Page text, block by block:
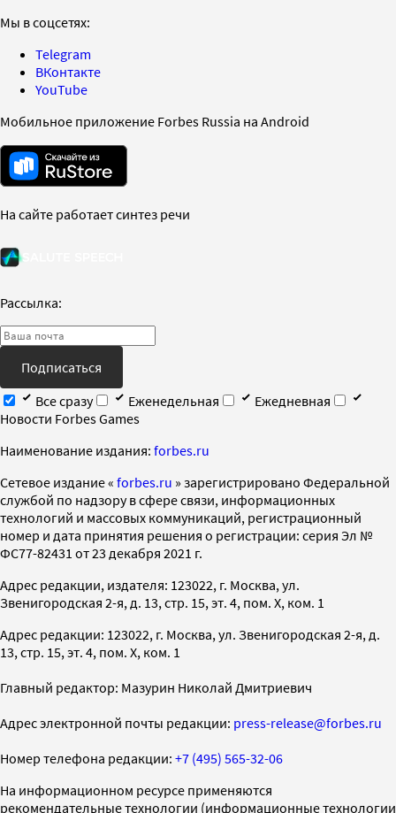
Мы в соцсетях:
Telegram
ВКонтакте
YouTube
Мобильное приложение Forbes Russia на Android
На сайте работает синтез речи
Рассылка:
Подписаться
Все сразу
Еженедельная
Ежедневная
Новости Forbes Games
Наименование издания: forbes.ru
Cетевое издание « forbes.ru » зарегистрировано Федеральной
службой по надзору в сфере связи, информационных
технологий и массовых коммуникаций, регистрационный
номер и дата принятия решения о регистрации: серия Эл №
ФС77-82431 от 23 декабря 2021 г.
Адрес редакции, издателя: 123022, г. Москва, ул.
Звенигородская 2-я, д. 13, стр. 15, эт. 4, пом. X, ком. 1
Адрес редакции: 123022, г. Москва, ул. Звенигородская 2-я, д.
13, стр. 15, эт. 4, пом. X, ком. 1
Главный редактор: Мазурин Николай Дмитриевич
Адрес электронной почты редакции: press-release@forbes.ru
Номер телефона редакции: +7 (495) 565-32-06
На информационном ресурсе применяются
рекомендательные технологии (информационные технологии